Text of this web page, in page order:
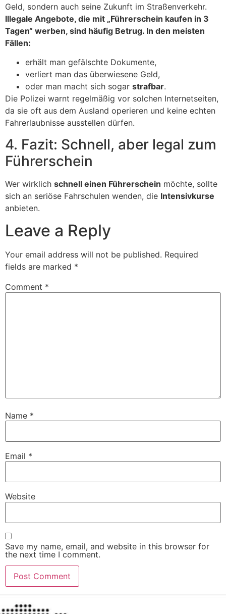
Geld, sondern auch seine Zukunft im Straßenverkehr.
Illegale Angebote, die mit „Führerschein kaufen in 3
Tagen“ werben, sind häufig Betrug. In den meisten
Fällen:
erhält man gefälschte Dokumente,
verliert man das überwiesene Geld,
oder man macht sich sogar strafbar.
Die Polizei warnt regelmäßig vor solchen Internetseiten,
da sie oft aus dem Ausland operieren und keine echten
Fahrerlaubnisse ausstellen dürfen.
4. Fazit: Schnell, aber legal zum
Führerschein
Wer wirklich schnell einen Führerschein möchte, sollte
sich an seriöse Fahrschulen wenden, die Intensivkurse
anbieten.
Leave a Reply
Your email address will not be published. Required
fields are marked *
Comment *
Name *
Email *
Website
Save my name, email, and website in this browser for
the next time I comment.